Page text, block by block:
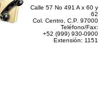
Calle 57 No 491 A x 60 y
62
Col. Centro, C.P. 97000
Teléfono/Fax:
+52 (999) 930-0900
Extensión: 1151